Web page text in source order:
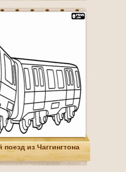
из Чаггингтона